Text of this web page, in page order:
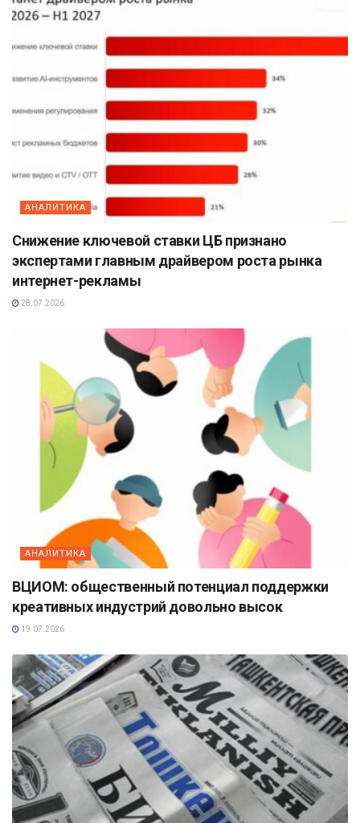
АНАЛИТИКА
Снижение ключевой ставки ЦБ признано
экспертами главным драйвером роста рынка
интернет-рекламы
28.07.2026
АНАЛИТИКА
ВЦИОМ: общественный потенциал поддержки
креативных индустрий довольно высок
19.07.2026